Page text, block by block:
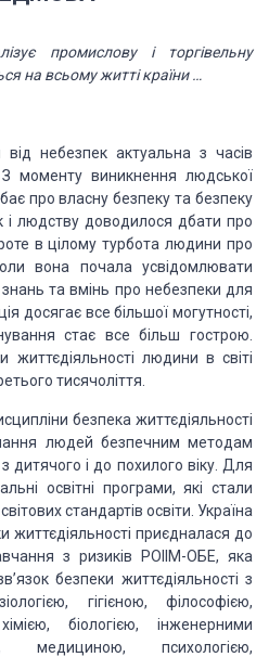
промислову і торгівельну
на всьому житті країни …
небезпек актуальна з часів
моменту виникнення людської
про власну безпеку та безпеку
і людству доводилося дбати про
в цілому турбота людини про
вона почала усвідомлювати
та вмінь про небезпеки для
досягає все більшої могутності,
стає все більш гострою.
життєдіяльності людини в світі
тисячоліття.
безпека життєдіяльності
людей безпечним методам
дитячого і до похилого віку. Для
освітні програми, які стали
стандартів освіти. Україна
життєдіяльності приєдналася до
з ризиків РОІІМ-ОБЕ, яка
безпеки життєдіяльності з
гігієною, філософією,
біологією, інженерними
медициною, психологією,